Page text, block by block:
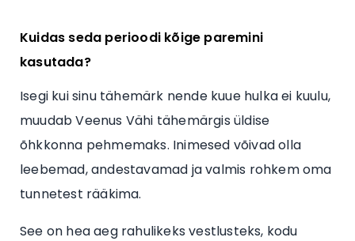
Kuidas seda perioodi kõige paremini
kasutada?
Isegi kui sinu tähemärk nende kuue hulka ei kuulu,
muudab Veenus Vähi tähemärgis üldise
õhkkonna pehmemaks. Inimesed võivad olla
leebemad, andestavamad ja valmis rohkem oma
tunnetest rääkima.
See on hea aeg rahulikeks vestlusteks, kodu